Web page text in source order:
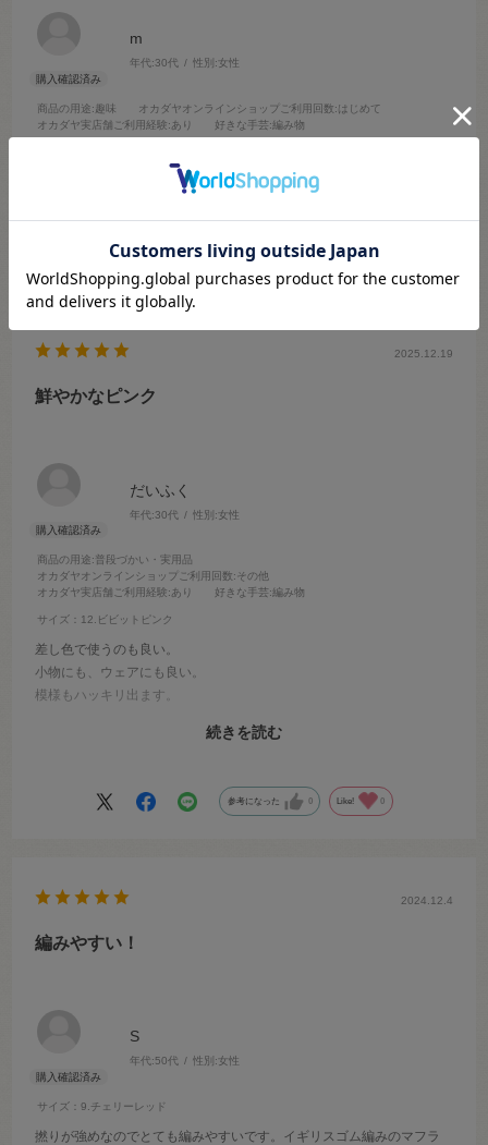
m
年代:30代 性別:女性
商品の用途:趣味 オカダヤオンラインショップご利用回数:はじめて
オカダヤ実店舗ご利用経験:あり 好きな手芸:編み物
フワフワだけど編みやすく出来上がりも綺麗だった。また使いたいと
参考になった 0 Like!
だいふく
年代:30代 性別:女性
商品の用途:普段づかい・実用品
オカダヤオンラインショップご利用回数:その他
オカダヤ実店舗ご利用経験:あり 好きな手芸:編み物
サイズ：12.ビビットピンク
2025.12.19
鮮やかなピンク
差し色で使うのも良い。
小物にも、ウェアにも良い。
模様もハッキリ出ます。
モヘヤなど違うタイプの糸と引き揃えても良い。
続きを読む
参考になった 0 Like! 0
S
年代:50代 性別:女性
サイズ：9.チェリーレッド
2024.12.4
編みやすい！
撚りが強めなのでとても編みやすいです。イギリスゴム編みのマフラ